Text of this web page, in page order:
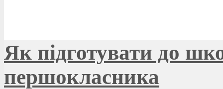
Як підготувати до
першокласника